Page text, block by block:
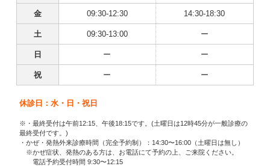
金 09:30-12:30 14:30-18:30
土 09:30-13:00 ー
日 ー ー
祝 ー ー
休診日：水・日・祝日
※・最終受付は午前12:15、午後18:15です。(土曜日は12時45分が一般診療の
最終受付です。)
・かぜ・発熱外来診療時間（完全予約制）：14:30〜16:00（土曜日は無し）
※かぜ症状、発熱のある方は、お電話にて予約の上、ご来院ください。
電話予約受付時間 9:30〜12:15